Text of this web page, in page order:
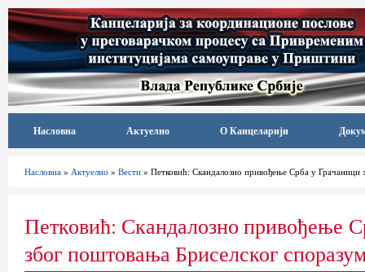
Насловна Актуелно О Канцеларији
Насловна » Актуелно » Вести » Петковић: Скандалозно привођење Срба у
Петковић: Скандалозно привођење
због поштовања Бриселског